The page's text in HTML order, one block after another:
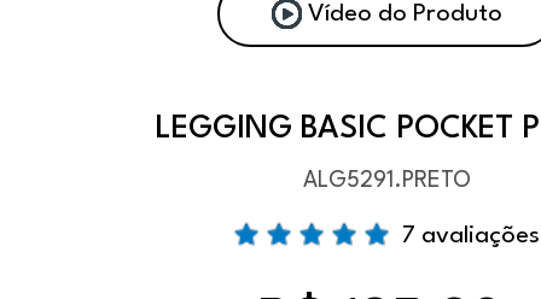
Vídeo do Produto
LEGGING BASIC POCKET
ALG5291.PRETO
7 avaliações